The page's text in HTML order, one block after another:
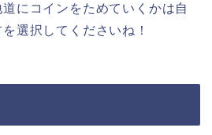
にコインをためていくかは自
選択してくださいね！